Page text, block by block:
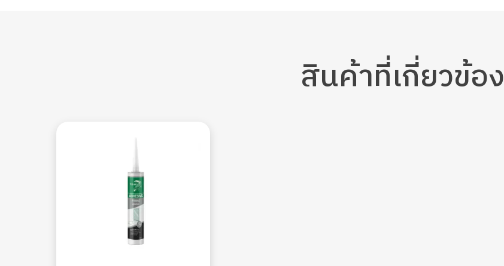
สินค้าที่เกี่ยวข้อง